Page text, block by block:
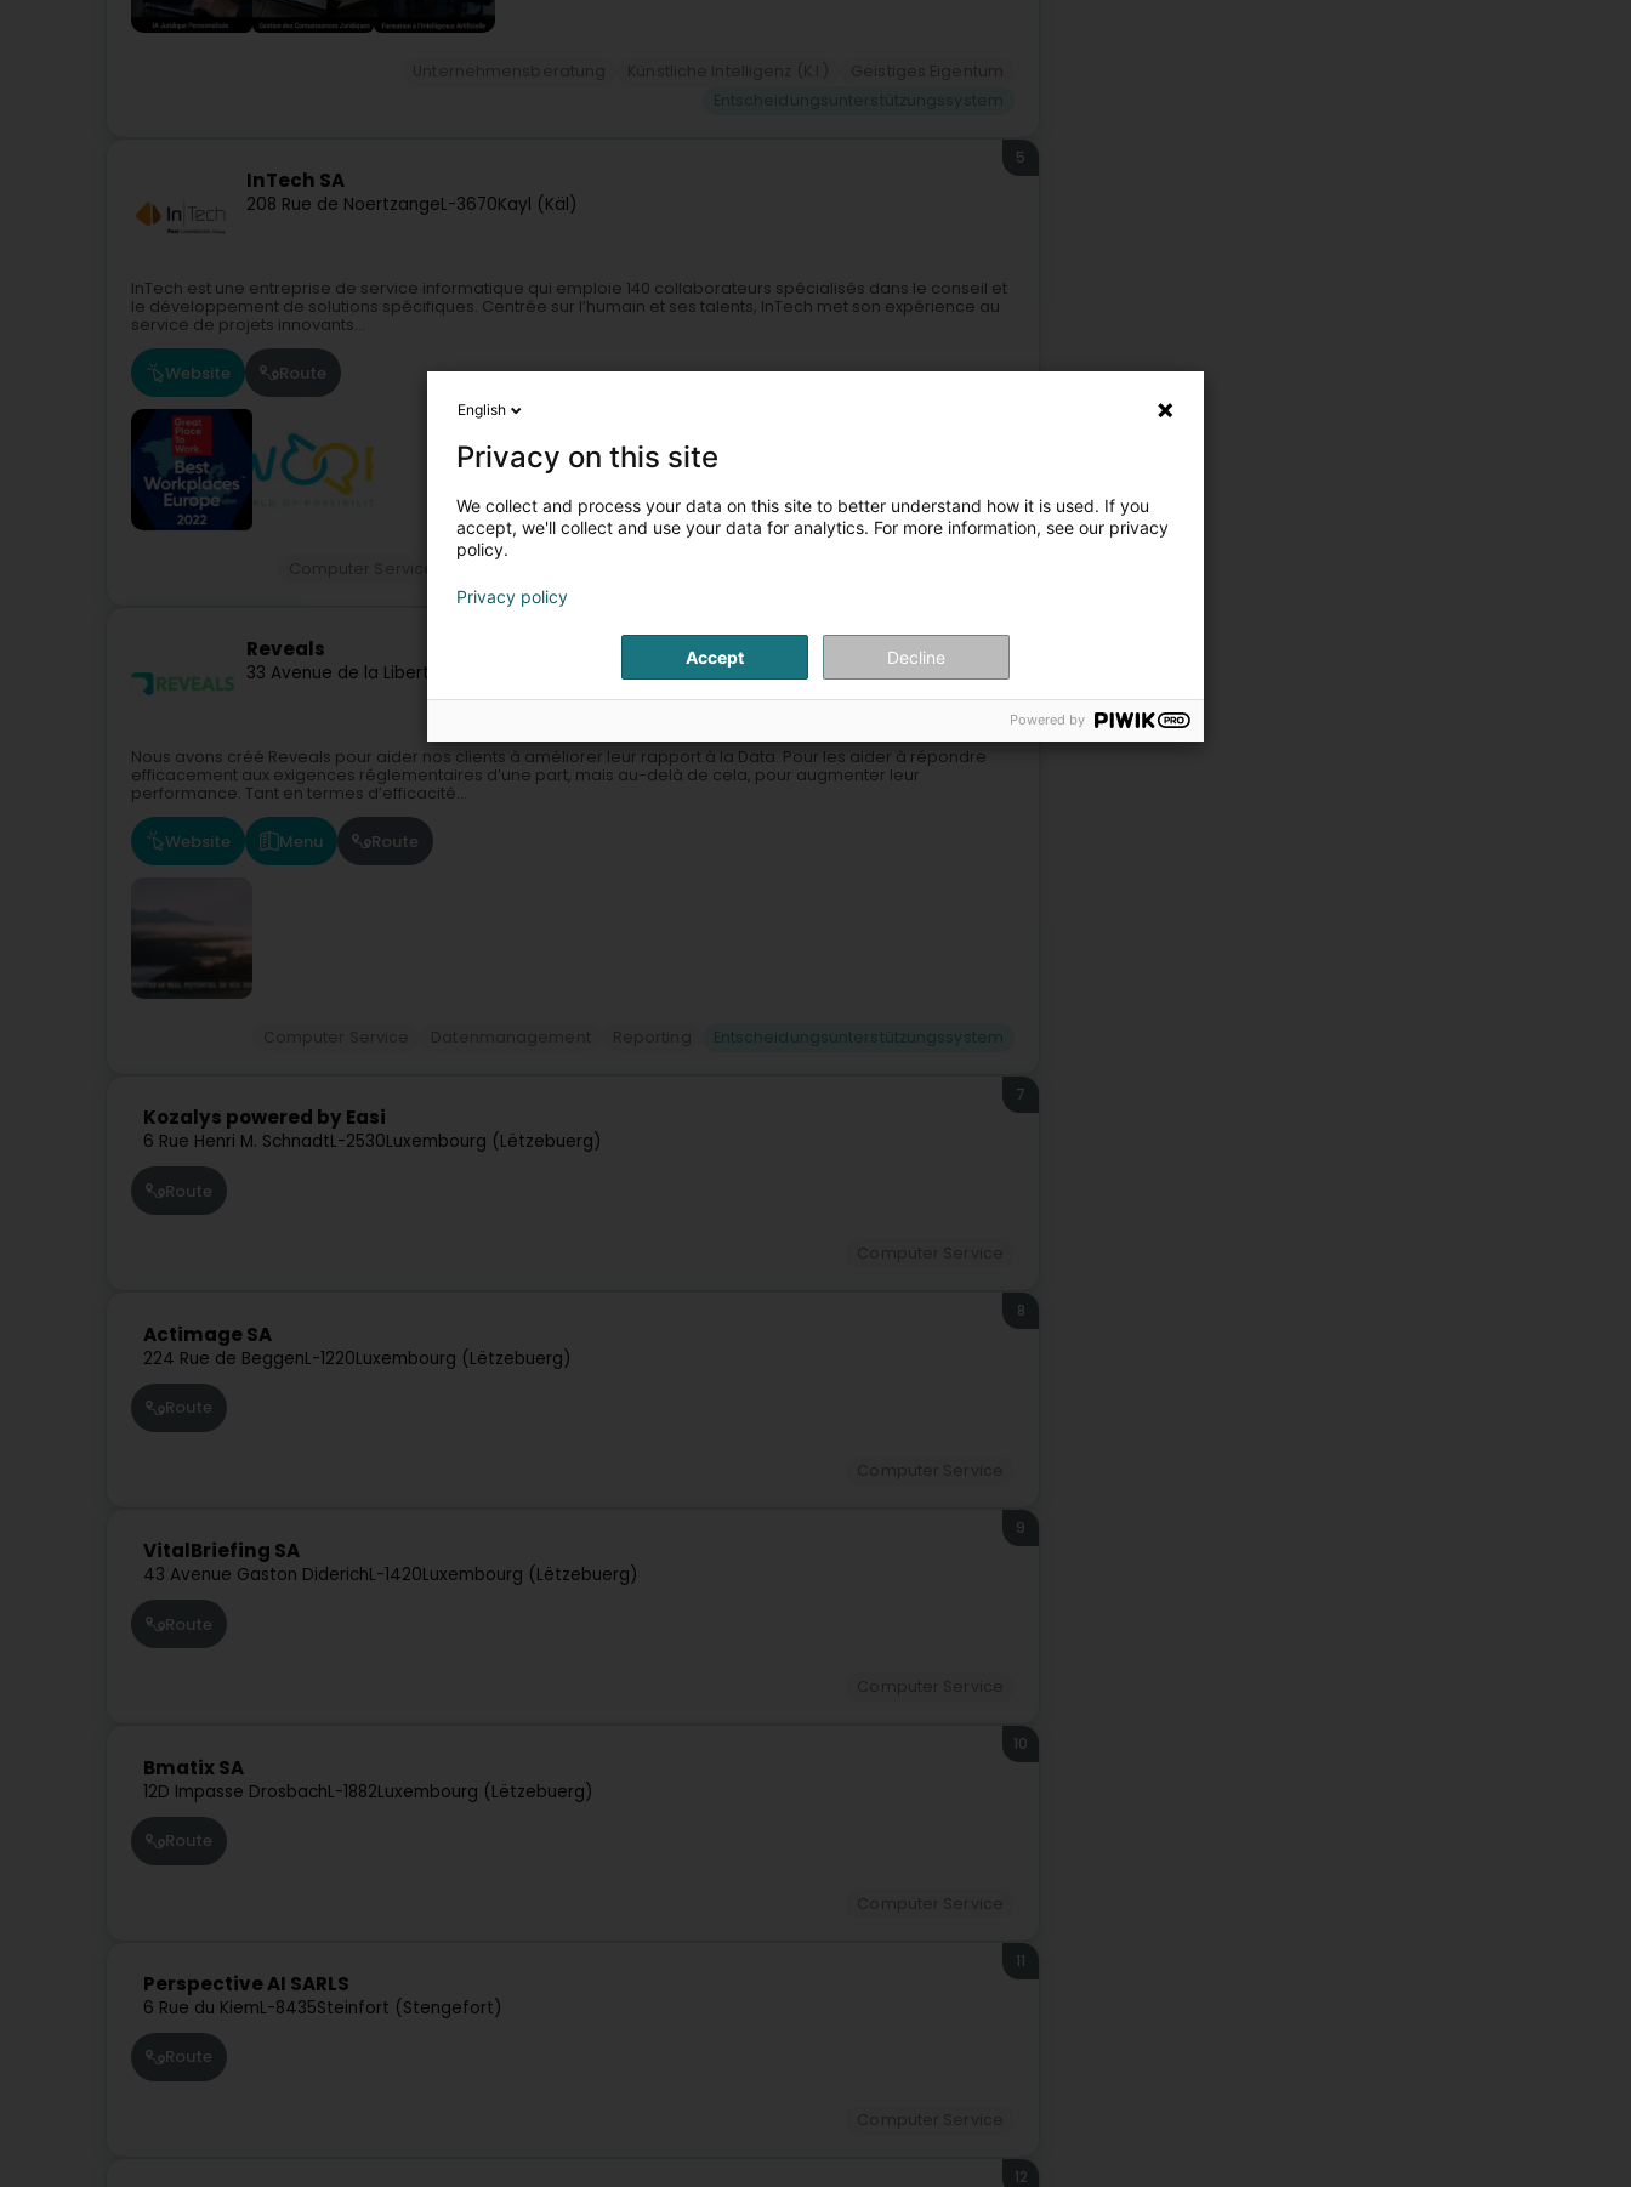
InTech SA
208 Rue de NoertzangeL-3670Kayl (Käl)
5
InTech est une entreprise de service informatique qui emploie 140 collaborateurs spécialisés dans le conseil et
le développement de solutions spécifiques. Centrée sur l’humain et ses talents, InTech met son expérience au
service de projets innovants...
Website Route
Reveals
33 Avenue de la Liberté Luxembourg (Lëtzebuerg)
Nous avons créé Reveals pour aider nos clients à améliorer leur rapport à la Data. Pour les aider à répondre
efficacement aux exigences réglementaires d’une part, mais au-delà de cela, pour augmenter leur
performance. Tant en termes d’efficacité...
Website Menu Route
Kozalys powered by Easi
6 Rue Henri M. SchnadtL-2530Luxembourg (Lëtzebuerg)
7
Route
Actimage SA
224 Rue de BeggenL-1220Luxembourg (Lëtzebuerg)
8
Route
VitalBriefing SA
43 Avenue Gaston DiderichL-1420Luxembourg (Lëtzebuerg)
9
Route
Bmatix SA
12D Impasse DrosbachL-1882Luxembourg (Lëtzebuerg)
10
Route
Perspective AI SARLS
6 Rue du KiemL-8435Steinfort (Stengefort)
11
Route
12
English
Privacy on this site
We collect and process your data on this site to better understand how it is used. If you
accept, we'll collect and use your data for analytics. For more information, see our privacy
policy.
Privacy policy
Accept Decline
Powered by